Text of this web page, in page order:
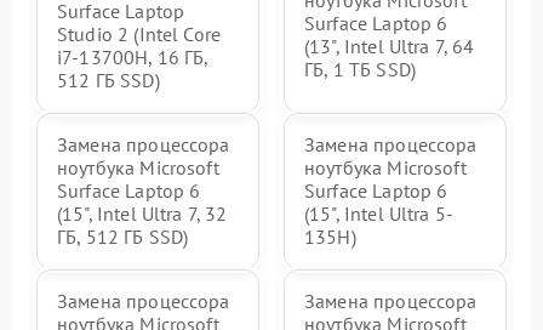
Surface Laptop
Studio 2 (Intel Core
i7-13700H, 16 ГБ,
512 ГБ SSD)
Surface Laptop 6
(13", Intel Ultra 7, 64
ГБ, 1 ТБ SSD)
Замена процессора
ноутбука Microsoft
Surface Laptop 6
(15", Intel Ultra 7, 32
ГБ, 512 ГБ SSD)
Замена процессора
ноутбука Microsoft
Surface Laptop 6
(15", Intel Ultra 5-
135H)
Замена процессора
ноутбука Microsoft
Замена процессора
ноутбука Microsoft